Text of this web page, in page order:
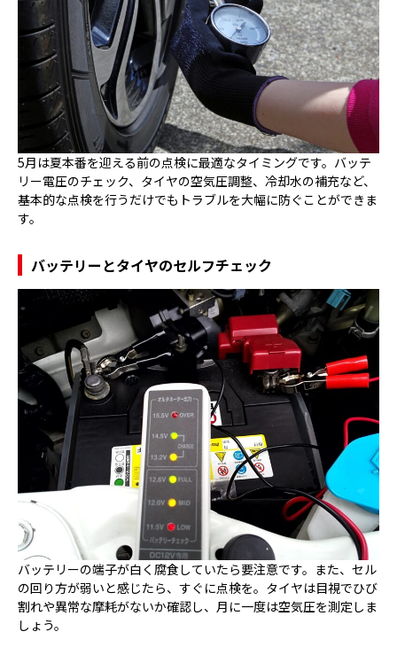
5月は夏本番を迎える前の点検に最適なタイミングです。バッテ
リー電圧のチェック、タイヤの空気圧調整、冷却水の補充など、
基本的な点検を行うだけでもトラブルを大幅に防ぐことができま
す。
バッテリーとタイヤのセルフチェック
バッテリーの端子が白く腐食していたら要注意です。また、セル
の回り方が弱いと感じたら、すぐに点検を。タイヤは目視でひび
割れや異常な摩耗がないか確認し、月に一度は空気圧を測定しま
しょう。